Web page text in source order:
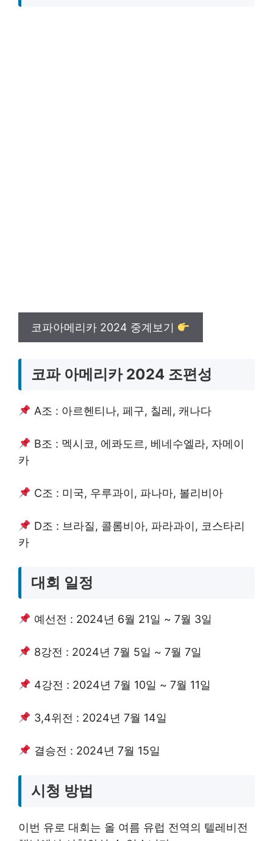
코파아메리카 2024 중계보기
코파 아메리카 2024 조편성
A조 : 아르헨티나, 페구, 칠레, 캐나다
B조 : 멕시코, 에콰도르, 베네수엘라, 자메이
카
C조 : 미국, 우루과이, 파나마, 볼리비아
D조 : 브라질, 콜롬비아, 파라과이, 코스타리
카
대회 일정
예선전 : 2024년 6월 21일 ~ 7월 3일
8강전 : 2024년 7월 5일 ~ 7월 7일
4강전 : 2024년 7월 10일 ~ 7월 11일
3,4위전 : 2024년 7월 14일
결승전 : 2024년 7월 15일
시청 방법
이번 유로 대회는 올 여름 유럽 전역의 텔레비전